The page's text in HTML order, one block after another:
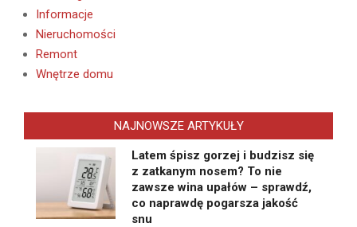
Informacje
Nieruchomości
Remont
Wnętrze domu
NAJNOWSZE ARTYKUŁY
Latem śpisz gorzej i budzisz się
z zatkanym nosem? To nie
zawsze wina upałów – sprawdź,
co naprawdę pogarsza jakość
snu